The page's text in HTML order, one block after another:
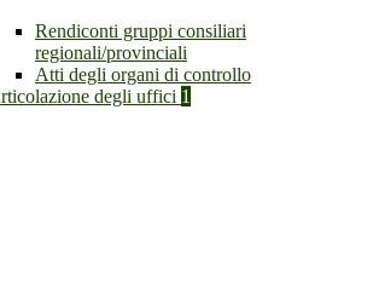
Rendiconti gruppi consiliari
regionali/provinciali
Atti degli organi di controllo
degli uffici 1